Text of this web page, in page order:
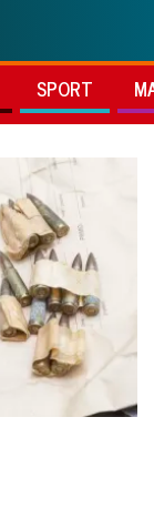
SPORT